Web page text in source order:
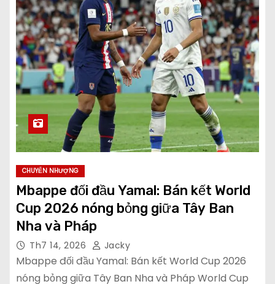
CHUYỂN NHƯỢNG
Mbappe đối đầu Yamal: Bán kết World
Cup 2026 nóng bỏng giữa Tây Ban
Nha và Pháp
Th7 14, 2026 Jacky
Mbappe đối đầu Yamal: Bán kết World Cup 2026
nóng bỏng giữa Tây Ban Nha và Pháp World Cup